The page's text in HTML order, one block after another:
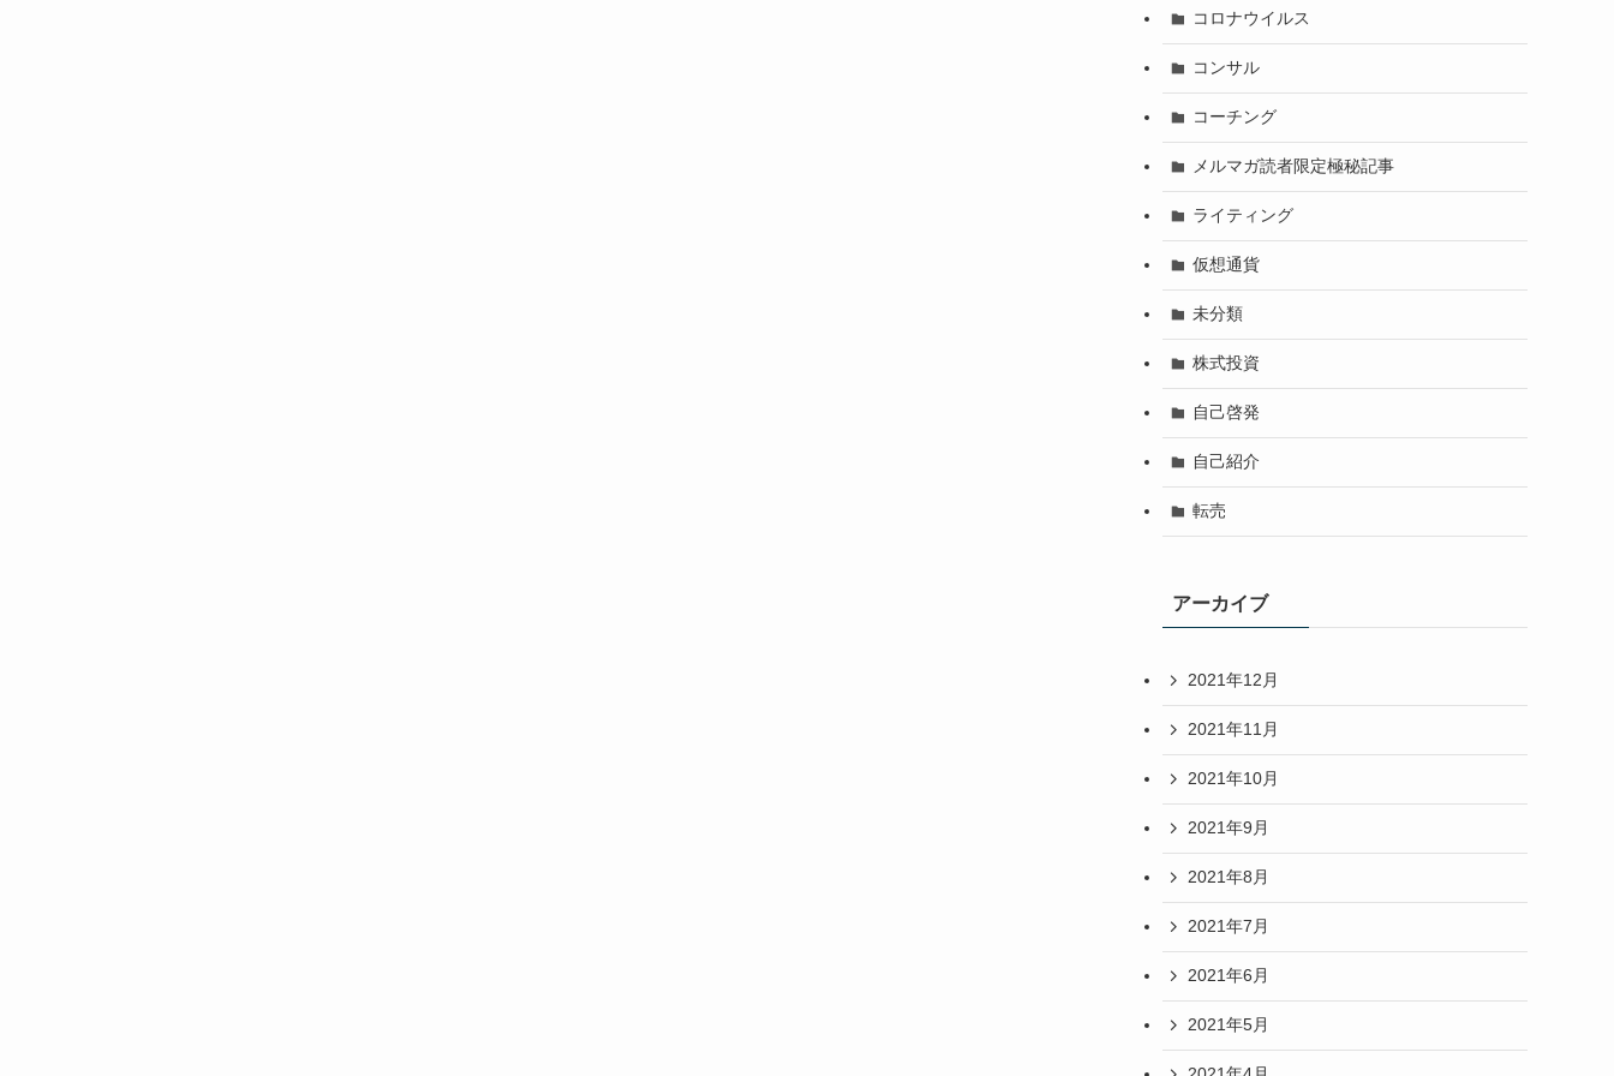
コロナウイルス
コンサル
コーチング
メルマガ読者限定極秘記事
ライティング
仮想通貨
未分類
株式投資
自己啓発
自己紹介
転売
アーカイブ
2021年12月
2021年11月
2021年10月
2021年9月
2021年8月
2021年7月
2021年6月
2021年5月